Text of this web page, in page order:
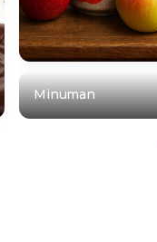
Minuman